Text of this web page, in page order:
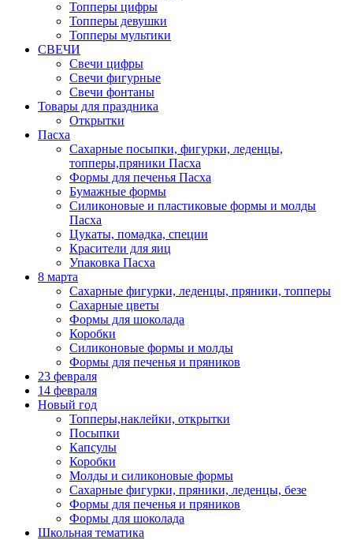
Топперы цифры
Топперы девушки
Топперы мультики
СВЕЧИ
Свечи цифры
Свечи фигурные
Свечи фонтаны
Товары для праздника
Открытки
Пасха
Сахарные посыпки, фигурки, леденцы,
топперы,пряники Пасха
Формы для печенья Пасха
Бумажные формы
Силиконовые и пластиковые формы и молды
Пасха
Цукаты, помадка, специи
Красители для яиц
Упаковка Пасха
8 марта
Сахарные фигурки, леденцы, пряники, топперы
Сахарные цветы
Формы для шоколада
Коробки
Силиконовые формы и молды
Формы для печенья и пряников
23 февраля
14 февраля
Новый год
Топперы,наклейки, открытки
Посыпки
Капсулы
Коробки
Молды и силиконовые формы
Сахарные фигурки, пряники, леденцы, безе
Формы для печенья и пряников
Формы для шоколада
Школьная тематика